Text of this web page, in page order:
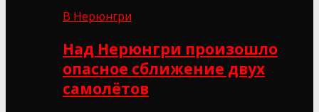
В Нерюнгри
Над Нерюнгри произошло
опасное сближение двух
самолётов